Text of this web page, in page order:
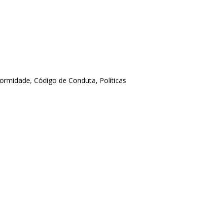
Código de Conduta, Políticas